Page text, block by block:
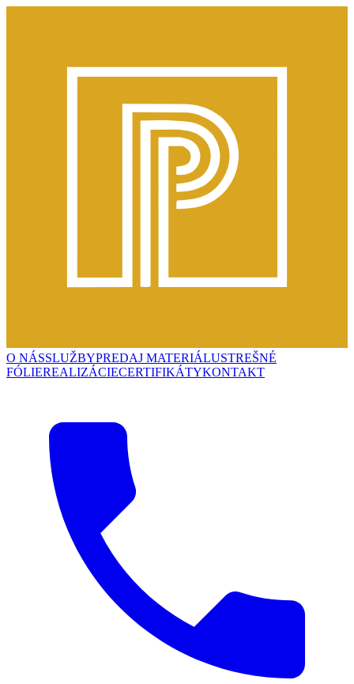
O NÁSSLUŽBYPREDAJ MATERIÁLUSTREŠNÉ
FÓLIEREALIZÁCIECERTIFIKÁTYKONTAKT